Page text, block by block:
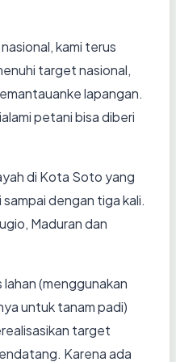
kami terus
target nasional,
lapangan.
petani bisa diberi
di Kota Soto yang
dengan tiga kali.
Maduran dan
(menggunakan
untuk tanam padi)
target
Karena ada